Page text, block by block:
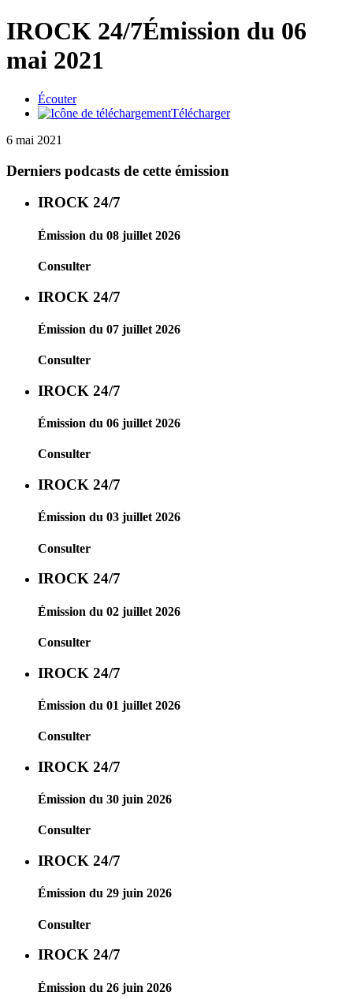
IROCK 24/7Émission du 06
mai 2021
Écouter
Télécharger
6 mai 2021
Derniers podcasts de cette émission
IROCK 24/7
Émission du 08 juillet 2026
Consulter
IROCK 24/7
Émission du 07 juillet 2026
Consulter
IROCK 24/7
Émission du 06 juillet 2026
Consulter
IROCK 24/7
Émission du 03 juillet 2026
Consulter
IROCK 24/7
Émission du 02 juillet 2026
Consulter
IROCK 24/7
Émission du 01 juillet 2026
Consulter
IROCK 24/7
Émission du 30 juin 2026
Consulter
IROCK 24/7
Émission du 29 juin 2026
Consulter
IROCK 24/7
Émission du 26 juin 2026